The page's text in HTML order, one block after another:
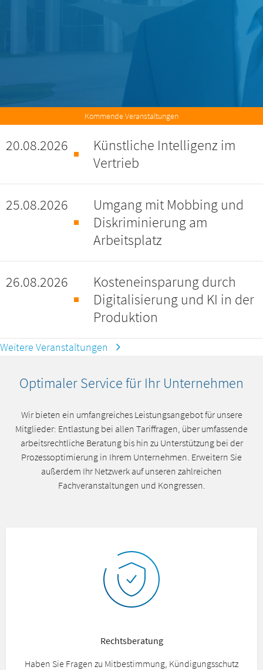
Downloads
Kontakt
Mitgliederbereich
Kommende Veranstaltungen
20.08.2026
Künstliche Intelligenz im
Vertrieb
25.08.2026
Umgang mit Mobbing und
Diskriminierung am
Arbeitsplatz
26.08.2026
Kosteneinsparung durch
Digitalisierung und KI in der
Produktion
Weitere Veranstaltungen
Optimaler Service für Ihr Unternehmen
Wir bieten ein umfangreiches Leistungsangebot für unsere
Mitglieder: Entlastung bei allen Tariffragen, über umfassende
arbeitsrechtliche Beratung bis hin zu Unterstützung bei der
Prozessoptimierung in Ihrem Unternehmen. Erweitern Sie
außerdem Ihr Netzwerk auf unseren zahlreichen
Fachveranstaltungen und Kongressen.
Rechtsberatung
Haben Sie Fragen zu Mitbestimmung, Kündigungsschutz